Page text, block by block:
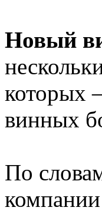
Новый
которых
винных
По